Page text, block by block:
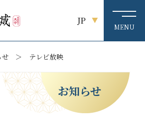
JP
せ テレビ放映
お知らせ